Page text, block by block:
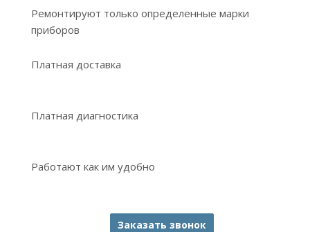
Ремонтируют только определенные марки
приборов
Платная доставка
Платная диагностика
Работают как им удобно
Заказать звонок